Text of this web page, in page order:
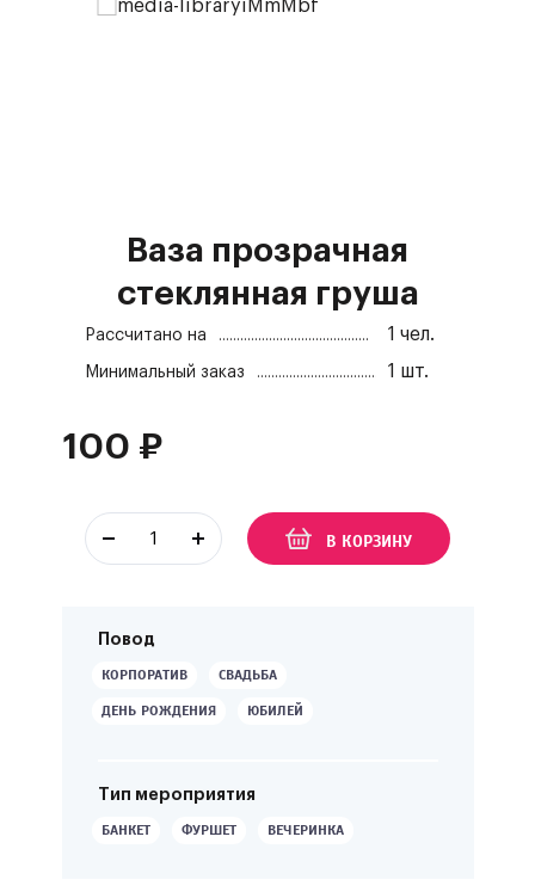
Повод
КОРПОРАТИВ СВАДЬБА
ДЕНЬ РОЖДЕНИЯ ЮБИЛЕЙ
Тип мероприятия
БАНКЕТ ФУРШЕТ ВЕЧЕРИНКА
Ваза прозрачная
стеклянная груша
Рассчитано на 1 чел.
Минимальный заказ 1 шт.
100 ₽
В КОРЗИНУ